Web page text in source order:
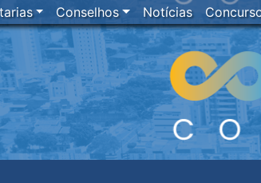
Conselhos Notícias